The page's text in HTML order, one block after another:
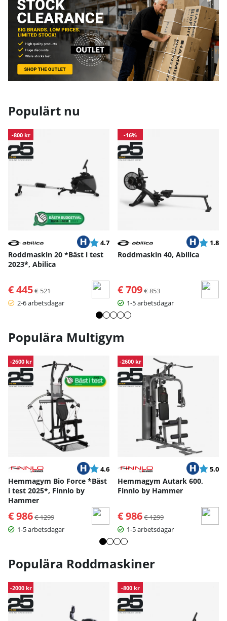
Populärt nu
-800 kr
Betyg:
4.7 utav 5 stjärnor
Roddmaskin 20 *Bäst i test
2023*, Abilica
€ 445 Ordinarie pris:
€ 521
2-6 arbetsdagar
-16%
Betyg:
1.8
Roddmaskin 40, Abilica
€ 709 Ordinarie pris:
€ 853
1-5 arbetsdagar
Populära Multigym
-2600 kr
Betyg:
4.6 utav 5 stjärnor
Hemmagym Bio Force *Bäst
i test 2025*, Finnlo by
Hammer
€ 986 Ordinarie pris:
€ 1299
1-5 arbetsdagar
-2600 kr
Betyg:
5.0
Hemmagym Autark 600,
Finnlo by Hammer
€ 986 Ordinarie pris:
€ 1299
1-5 arbetsdagar
Populära Roddmaskiner
-2000 kr -800 kr